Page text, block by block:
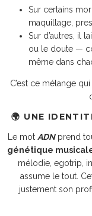
Sur certains
maquillage,
Sur d’autres, il
ou le doute —
même dans
C’est ce mélange
🌍 UNE
Le mot ADNprend
génétique
mélodie, egotrip,
assume le tout.
justement son